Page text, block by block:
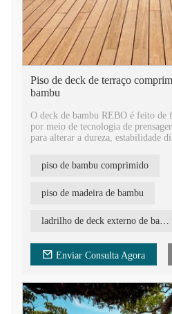
Piso de deck de terraço
bambu
O deck de bambu REBO é feito de
por meio de tecnologia de
para alterar a dureza, estabilidade
Equipado com cabeça macho e
tamanho do produto varia de
Como um material de construção
amplamente utilizado em terraços
jardins, etc.
piso de bambu comprimido
piso de madeira de bambu
ladrilho de deck externo de bambu
Enviar Consulta Agora